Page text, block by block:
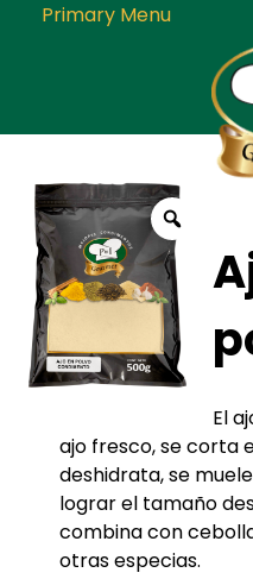
Skip
content
Primary Menu
El
ajo fresco, se corta
deshidrata, se
lograr el tamaño
combina con
otras especias.